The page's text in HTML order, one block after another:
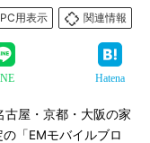
PC用表示
関連情報
Hatena
屋・京都・大阪の家
「EMモバイルブロ